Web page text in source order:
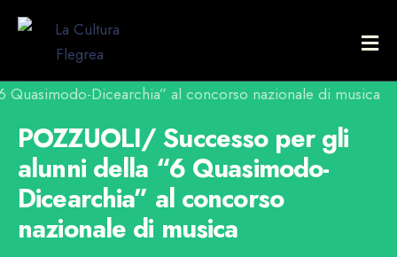
POZZUOLI/ Successo per gli
alunni della “6 Quasimodo-
Dicearchia” al concorso
nazionale di musica